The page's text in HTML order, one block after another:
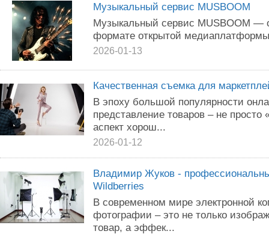
Музыкальный сервис MUSBOOM
Музыкальный сервис MUSBOOM —
формате открытой
2026-01-13
Качественная съемка для
В эпоху большой популярности
представление товаров – не
аспект хорош...
2026-01-12
Владимир Жуков -
Wildberries
В современном мире электронной
фотографии – это не только
товар, а эффек...